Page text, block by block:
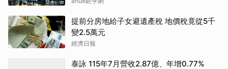
提前分房地給子女避遺產稅 地價稅竟從5千
變2.5萬元
經濟日報
泰詠 115年7月營收2.87億、年增0.77%